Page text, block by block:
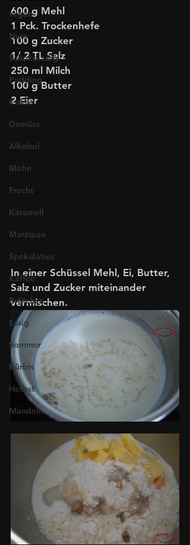
vegan
Nuss
Schokoladig
Pudding
Kokos
Gemüse
Alkohol
Mohn
Frucht
Karamell
Marzipan
Spekulatius
Kaffee
Brötchen
Essig
Sommer
Kürbis
Herbst
Mandeln
600 g Mehl
1 Pck. Trockenhefe
100 g Zucker
1/ 2 TL Salz
250 ml Milch
100 g Butter
2 Eier
In einer Schüssel Mehl, Ei, Butter,
Salz und Zucker miteinander
vermischen.